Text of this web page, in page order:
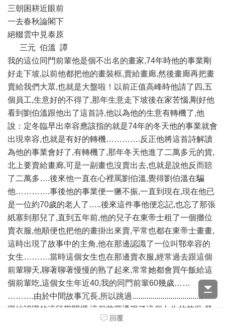
三朝困耕近眼前
一去春秋論閣下
絕輟雲中見泰原
三元 伯溫 譚
我的這位同門前輩他是個不出名的畫家,74年時他的事業剛
好走下坡,以前他都把他的畫裝框,賣給畫廊,然後畫廊再把畫
賣給我們大眾,也就是大盤啦！以前正值高峰時他請了四,五
個員工,生意好的不得了,那年生意走下坡後在家苦惱,剛好他
看到劉伯溫跟他出了這首詩,他以為他的生意有轉機了,他
說：定冬臨早出幸容應該指的就是74年的冬天他的事業就會
出現幸容,也就是有好的轉機………….反正他將這首詩解讀
為他的事業會好了,有轉機了,那年冬天他進了二萬多元的貨,
北上要賣給畫廊,可是一副畫也沒賣出去,也就是說他反而賠
了二萬多….後來他一直在心裡罵劉伯溫,覺得劉伯溫在騙
他………….事後他的事業便一獗不振,一直到現在,現在他已
是一位約70歲的老人了…..後來這件事他便忘記,也忘了那張
紙塞到那兒了,直到五年前,他的兒子在東帝士租了一個攤位
賣衣服,他順便也把他的畫掛出來賣,平常也都在東帝士畫畫,
這時出現了故事中的主角,他在那邊認識了一位叫鄂幸容的
女生……….當時這個女生也在那邊賣衣服,經常過去跟這個
前輩聊天,聊著聊著慢慢的熟了起來,常常她都會買午飯給這
個前輩吃,這個女生年近40,我的同門前輩60幾歲……
……….由於中間故事冗長,所以跳過...................................
跟她認識的這段期間裡,這個前輩透視了這個女生的前世,發
現原來他們有兩世都是夫妻,前世的過程不再詳述……,因為
回覆